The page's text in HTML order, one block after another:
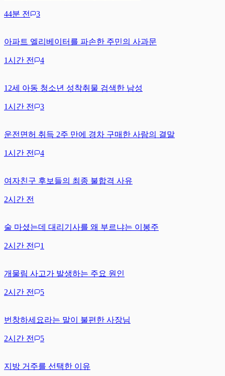
44분 전 3
아파트 엘리베이터를 파손한 주민의 사과문
1시간 전 4
12세 아동 청소년 성착취물 검색한 남성
1시간 전 3
운전면허 취득 2주 만에 경차 구매한 사람의 결말
1시간 전 4
여자친구 후보들의 최종 불합격 사유
2시간 전
술 마셨는데 대리기사를 왜 부르냐는 이봉주
2시간 전 1
개물림 사고가 발생하는 주요 원인
2시간 전 5
번창하세요라는 말이 불편한 사장님
2시간 전 5
지방 거주를 선택한 이유